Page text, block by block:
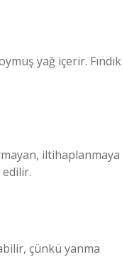
yağ içerir. Fındık
iltihaplanmaya
çünkü yanma